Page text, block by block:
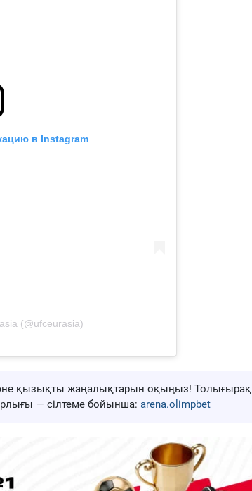
в Instagram
(@ufceurasia)
қызықты жаңалықтарын оқыңыз! Толығырақ
— сілтеме бойынша: arena.olimpbet